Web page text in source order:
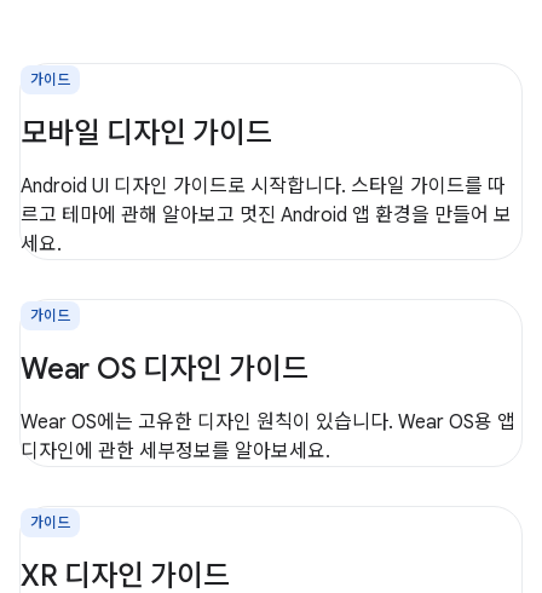
가이드
모바일 디자인 가이드
Android UI 디자인 가이드로 시작합니다. 스타일 가이드를 따
르고 테마에 관해 알아보고 멋진 Android 앱 환경을 만들어 보
세요.
가이드
Wear OS 디자인 가이드
Wear OS에는 고유한 디자인 원칙이 있습니다. Wear OS용 앱
디자인에 관한 세부정보를 알아보세요.
가이드
XR 디자인 가이드